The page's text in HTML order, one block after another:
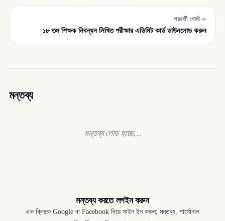
পরবর্তী পোস্ট
১৮ তম শিক্ষক নিবন্ধন লিখিত পরীক্ষার এডিমিট কার্ড ডাউনলোড করুন
মন্তব্য
মন্তব্য লোড হচ্ছে…
মন্তব্য করতে লগইন করুন
এক ক্লিকে Google বা Facebook দিয়ে সাইন ইন করুন; মন্তব্য, পার্সোনাল